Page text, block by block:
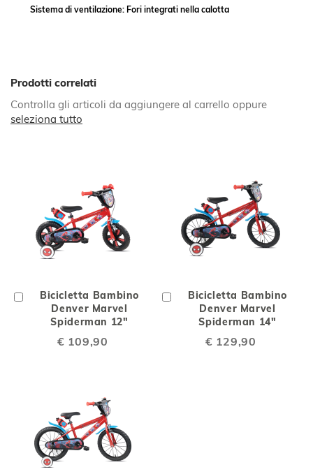
Sistema di ventilazione: Fori integrati nella calotta
Prodotti correlati
Controlla gli articoli da aggiungere al carrello oppure
seleziona tutto
Bicicletta Bambino
Denver Marvel
Spiderman 12"
€ 109,90
Aggiungi
Carrello
Bicicletta Bambino
Denver Marvel
Spiderman 14"
€ 129,90
Aggiungi
Carrello